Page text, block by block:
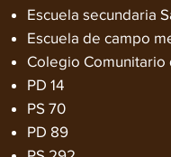
Escuela secundaria
Escuela de campo
Colegio Comunitario
PD 14
PS 70
PD 89